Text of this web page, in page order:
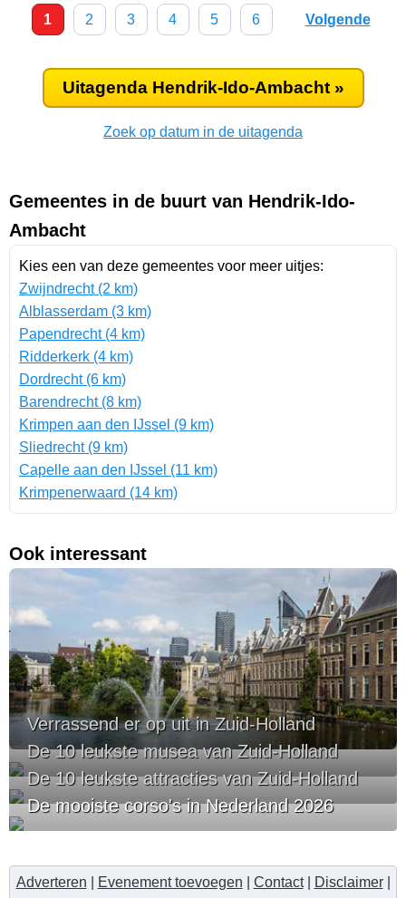
1 2 3 4 5 6 Volgende
Uitagenda Hendrik-Ido-Ambacht »
Zoek op datum in de uitagenda
Gemeentes in de buurt van Hendrik-Ido-
Ambacht
Kies een van deze gemeentes voor meer uitjes:
Zwijndrecht (2 km)
Alblasserdam (3 km)
Papendrecht (4 km)
Ridderkerk (4 km)
Dordrecht (6 km)
Barendrecht (8 km)
Krimpen aan den IJssel (9 km)
Sliedrecht (9 km)
Capelle aan den IJssel (11 km)
Krimpenerwaard (14 km)
Ook interessant
Verrassend er op uit in Zuid-Holland
De 10 leukste musea van Zuid-Holland
De 10 leukste attracties van Zuid-Holland
De mooiste corso's in Nederland 2026
Adverteren Evenement toevoegen Contact| Disclaimer|